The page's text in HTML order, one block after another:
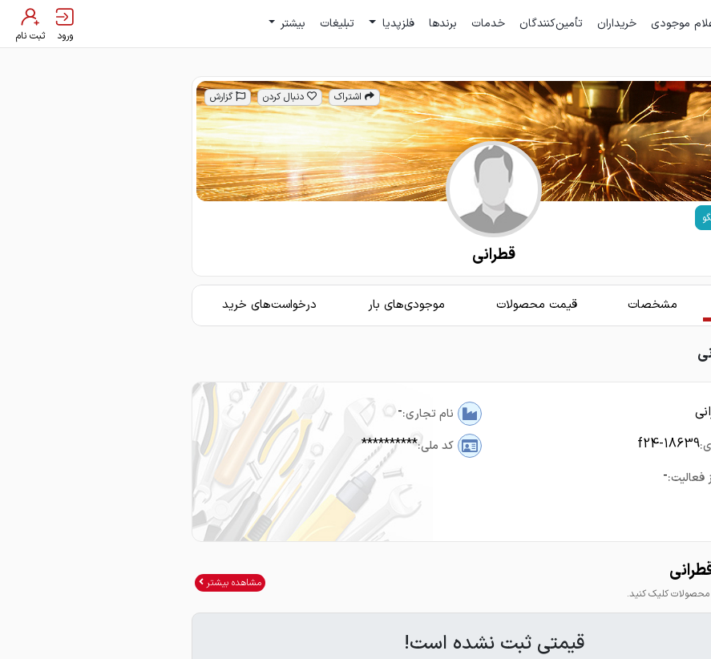
موجودی خریداران تأمین‌کنندگان خدمات برندها فلزپدیا تبلیغات بیشتر
ورود ثبت نام
اشتراک دنبال کردن گزارش
قطرانی
مشخصات قیمت محصولات موجودی‌های بار درخواست‌های خرید
نام تجاری:-
f24-18639 کد ملی:**********
فعالیت:-
کلیک کنید.
مشاهده بیشتر
قیمتی ثبت نشده است!